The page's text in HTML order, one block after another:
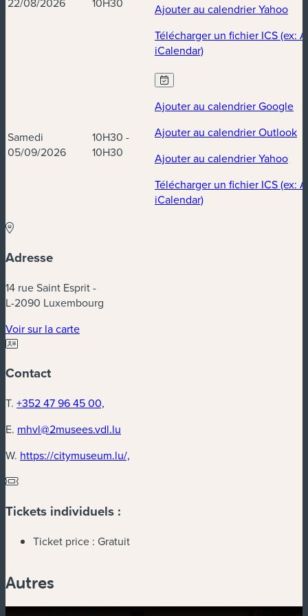
Ajouter au calendrier Yahoo
Télécharger un fichier ICS (ex:
iCalendar)
Samedi
05/09/2026
10H30 -
10H30
Ajouter au calendrier Google
Ajouter au calendrier Outlook
Ajouter au calendrier Yahoo
Télécharger un fichier ICS (ex:
iCalendar)
Adresse
14 rue Saint Esprit -
L-2090 Luxembourg
Voir sur la carte
Contact
T. +352 47 96 45 00,
E. mhvl@2musees.vdl.lu
W. https://citymuseum.lu/,
Tickets individuels :
Ticket price : Gratuit
Autres